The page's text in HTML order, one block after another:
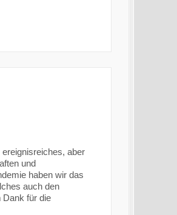
aber
und
haben wir das
auch den
Dank für die